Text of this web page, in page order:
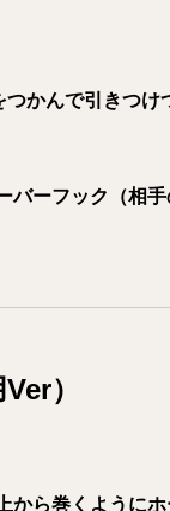
かんで引きつけ
バーフック（相手
）
から巻くようにホ